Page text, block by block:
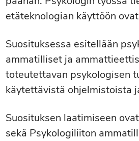
etäteknologian käyttöön
Suosituksessa esitellään
ammatilliset ja
toteutettavan psykologisen
käytettävistä ohjelmistoista
Suosituksen laatimiseen
sekä Psykologiliiton